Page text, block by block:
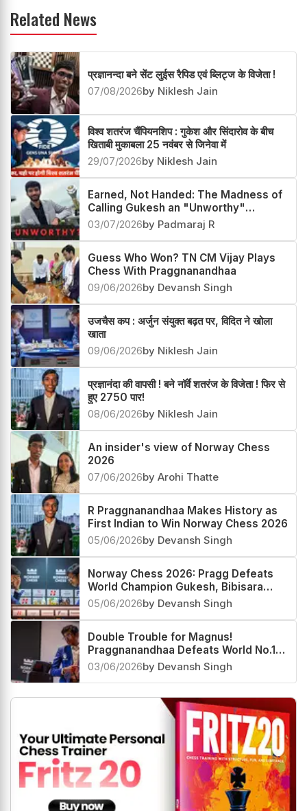
Related News
प्रज्ञानन्दा बने सेंट लुईस रैपिड एवं ब्लिट्ज के विजेता !
07/08/2026by Niklesh Jain
विश्व शतरंज चैंपियनशिप : गुकेश और सिंदारोव के बीच
खिताबी मुकाबला 25 नवंबर से जिनेवा में
29/07/2026by Niklesh Jain
Earned, Not Handed: The Madness of
Calling Gukesh an "Unworthy"
Champion
03/07/2026by Padmaraj R
Guess Who Won? TN CM Vijay Plays
Chess With Praggnanandhaa
09/06/2026by Devansh Singh
उजचैस कप : अर्जुन संयुक्त बढ़त पर, विदित ने खोला
खाता
09/06/2026by Niklesh Jain
प्रज्ञानंदा की वापसी ! बने नॉर्वे शतरंज के विजेता ! फिर से
हुए 2750 पार!
08/06/2026by Niklesh Jain
An insider's view of Norway Chess
2026
07/06/2026by Arohi Thatte
R Praggnanandhaa Makes History as
First Indian to Win Norway Chess 2026
05/06/2026by Devansh Singh
Norway Chess 2026: Pragg Defeats
World Champion Gukesh, Bibisara
Assaubayeva Wins Title
05/06/2026by Devansh Singh
Double Trouble for Magnus!
Praggnanandhaa Defeats World No.1
Twice at Norway Chess 2026
03/06/2026by Devansh Singh